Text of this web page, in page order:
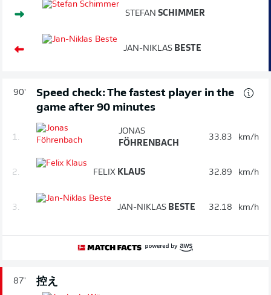
STEFAN SCHIMMER
JAN-NIKLAS BESTE
90'
Speed check: The fastest player in the
game after 90 minutes
1.
JONAS
FÖHRENBACH
33.83 km/h
2. FELIX KLAUS 32.89 km/h
3. JAN-NIKLAS BESTE 32.18 km/h
87' 控え